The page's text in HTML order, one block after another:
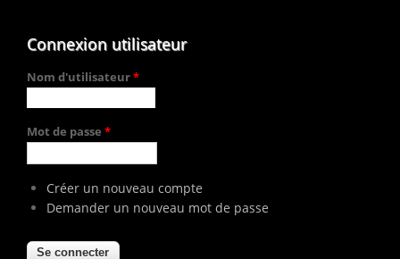
Connexion utilisateur
Nom d'utilisateur*
Mot de passe *
Créer un nouveau compte
Demander un nouveau mot de passe